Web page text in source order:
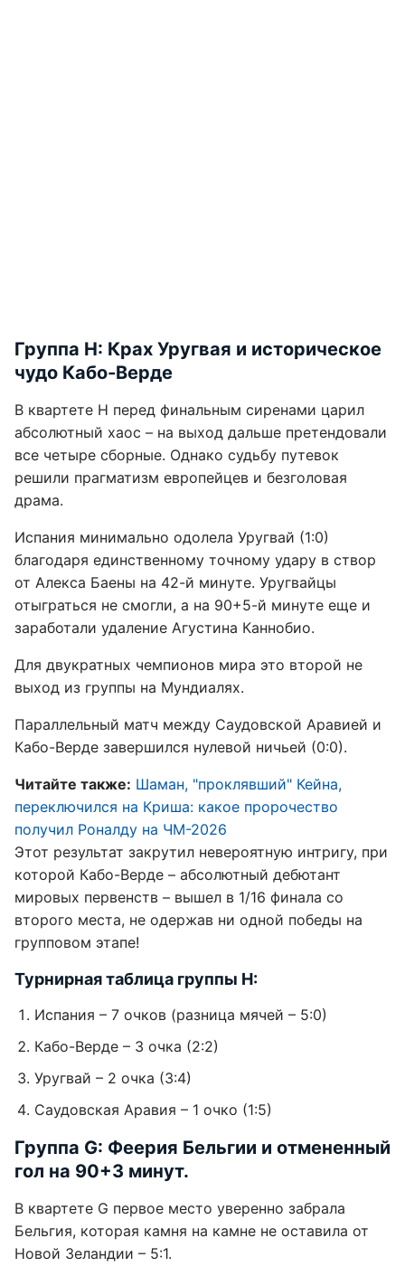
Группа H: Крах Уругвая и историческое
чудо Кабо-Верде
В квартете H перед финальным сиренами царил
абсолютный хаос – на выход дальше претендовали
все четыре сборные. Однако судьбу путевок
решили прагматизм европейцев и безголовая
драма.
Испания минимально одолела Уругвай (1:0)
благодаря единственному точному удару в створ
от Алекса Баены на 42-й минуте. Уругвайцы
отыграться не смогли, а на 90+5-й минуте еще и
заработали удаление Агустина Каннобио.
Для двукратных чемпионов мира это второй не
выход из группы на Мундиалях.
Параллельный матч между Саудовской Аравией и
Кабо-Верде завершился нулевой ничьей (0:0).
Читайте также: Шаман, "проклявший" Кейна,
переключился на Криша: какое пророчество
получил Роналду на ЧМ-2026
Этот результат закрутил невероятную интригу, при
которой Кабо-Верде – абсолютный дебютант
мировых первенств – вышел в 1/16 финала со
второго места, не одержав ни одной победы на
групповом этапе!
Турнирная таблица группы H:
Испания – 7 очков (разница мячей – 5:0)
Кабо-Верде – 3 очка (2:2)
Уругвай – 2 очка (3:4)
Саудовская Аравия – 1 очко (1:5)
Группа G: Феерия Бельгии и отмененный
гол на 90+3 минут.
В квартете G первое место уверенно забрала
Бельгия, которая камня на камне не оставила от
Новой Зеландии – 5:1.